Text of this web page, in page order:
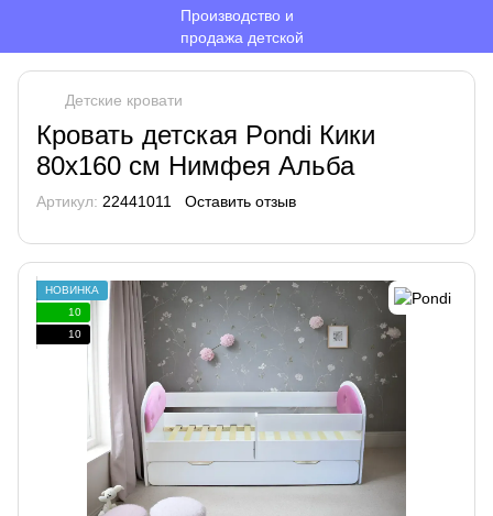
Детские кровати
Кровать детская Pondi Кики
80х160 см Нимфея Альба
Артикул: 22441011 Оставить отзыв
НОВИНКА
10
10